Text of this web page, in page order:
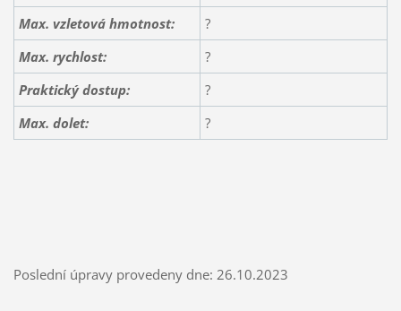
Max. vzletová hmotnost:
?
Max. rychlost:
?
Praktický dostup:
?
Max. dolet:
?
Poslední úpravy provedeny dne: 26.10.2023